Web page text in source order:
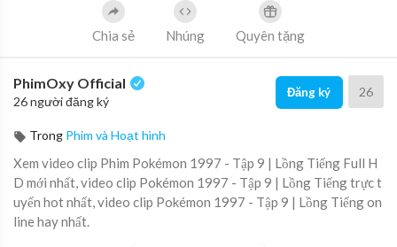
Chia sẻ Nhúng Quyên tặng
PhimOxy Official
26 người đăng ký
Đăng ký 26
Trong Phim và Hoạt hình
Xem video clip Phim Pokémon 1997 - Tập 9 | Lồng Tiếng Full H
D mới nhất, video clip Pokémon 1997 - Tập 9 | Lồng Tiếng trực t
uyến hot nhất, video clip Pokémon 1997 - Tập 9 | Lồng Tiếng on
line hay nhất.